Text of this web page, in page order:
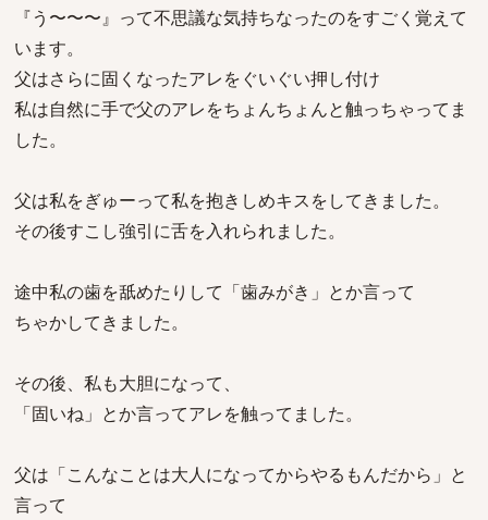
『う〜〜〜』って不思議な気持ちなったのをすごく覚えて
います。
父はさらに固くなったアレをぐいぐい押し付け
私は自然に手で父のアレをちょんちょんと触っちゃってま
した。
父は私をぎゅーって私を抱きしめキスをしてきました。
その後すこし強引に舌を入れられました。
途中私の歯を舐めたりして「歯みがき」とか言って
ちゃかしてきました。
その後、私も大胆になって、
「固いね」とか言ってアレを触ってました。
父は「こんなことは大人になってからやるもんだから」と
言って